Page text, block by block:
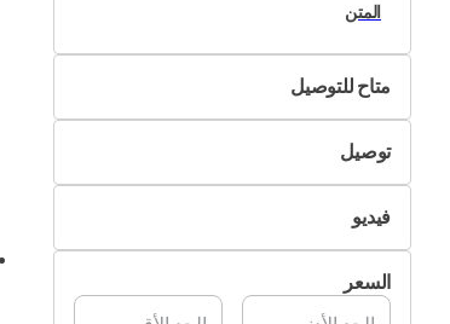
المتن
متاح للتوصيل
لا
نعم
توصيل
التسليم الذاتي
تسليم Pik&Dropفيديو
غير متوفر
متوفرالسعر